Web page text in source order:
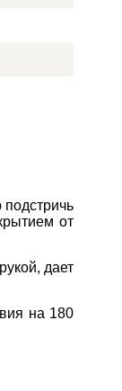
от
дает
на 180